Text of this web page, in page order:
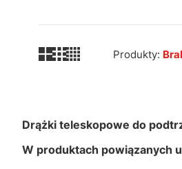
Produkty:
Drążki teleskopowe do
W produktach powiązanych